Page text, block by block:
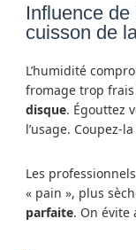
Influence
cuisson de
L’humidité
fromage trop
disque. Égouttez
l’usage. Coupez-
Les
« pain », plus
parfaite. On évite